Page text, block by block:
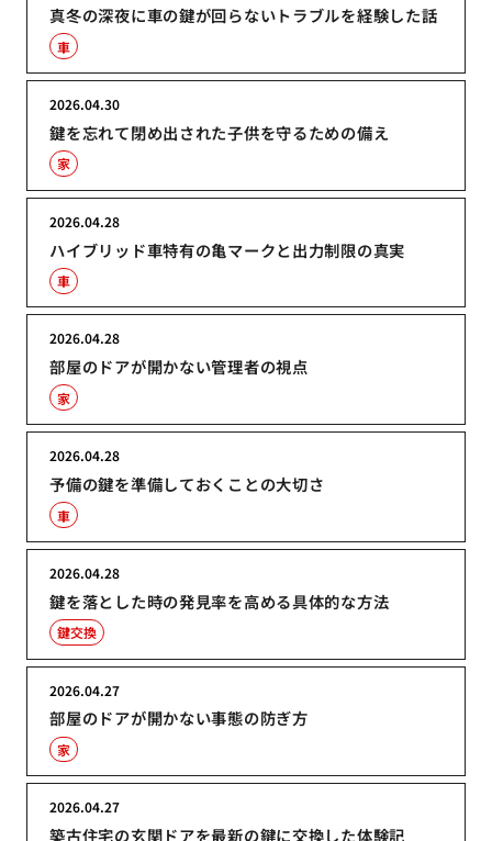
真冬の深夜に車の鍵が回らないトラブルを経験した話
車
鍵を忘れて閉め出された子供を守るための備え
2026.04.30
家
ハイブリッド車特有の亀マークと出力制限の真実
2026.04.28
車
部屋のドアが開かない管理者の視点
2026.04.28
家
予備の鍵を準備しておくことの大切さ
2026.04.28
車
鍵を落とした時の発見率を高める具体的な方法
2026.04.28
鍵交換
部屋のドアが開かない事態の防ぎ方
2026.04.27
家
築古住宅の玄関ドアを最新の鍵に交換した体験記
2026.04.27